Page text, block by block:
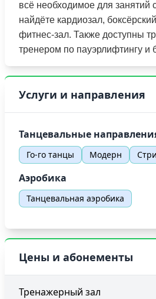
всё необходимое для занятий
найдёте кардиозал,
фитнес-зал. Также доступны
тренером по пауэрлифтингу и
Услуги и направления
Танцевальные
Го-го танцы Модерн
Аэробика
Танцевальная аэробика
Цены и абонементы
Тренажерный зал